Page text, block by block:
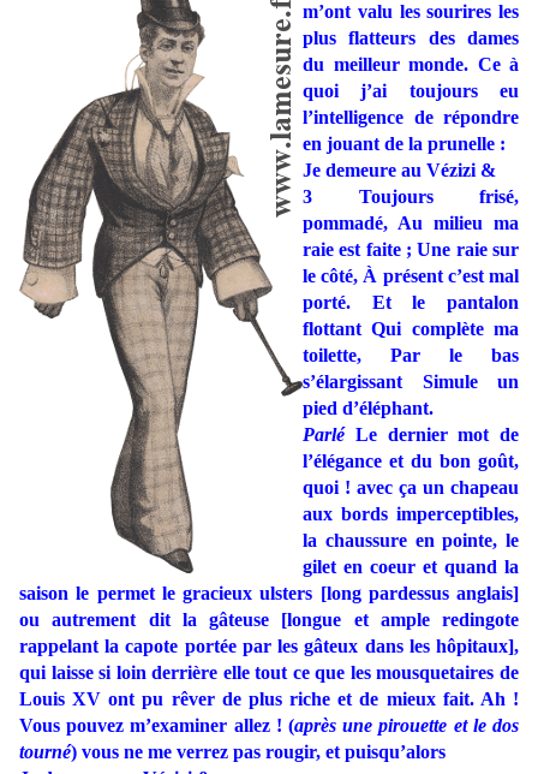
m’ont valu les sourires les
plus flatteurs des dames
du meilleur monde. Ce à
quoi j’ai toujours eu
l’intelligence de répondre
en jouant de la prunelle :
Je demeure au Vézizi &
3 Toujours frisé,
pommadé, Au milieu ma
raie est faite ; Une raie sur
le côté, À présent c’est mal
porté. Et le pantalon
flottant Qui complète ma
toilette, Par le bas
s’élargissant Simule un
pied d’éléphant.
ParléLe dernier mot de
l’élégance et du bon goût,
quoi ! avec ça un chapeau
aux bords imperceptibles,
la chaussure en pointe, le
gilet en coeur et quand la
saison le permet le gracieux ulsters [long pardessus anglais]
ou autrement dit la gâteuse [longue et ample redingote
rappelant la capote portée par les gâteux dans les hôpitaux],
qui laisse si loin derrière elle tout ce que les mousquetaires de
Louis XV ont pu rêver de plus riche et de mieux fait. Ah !
Vous pouvez m’examiner allez ! (après une pirouette et le dos
tourné) vous ne me verrez pas rougir, et puisqu’alors